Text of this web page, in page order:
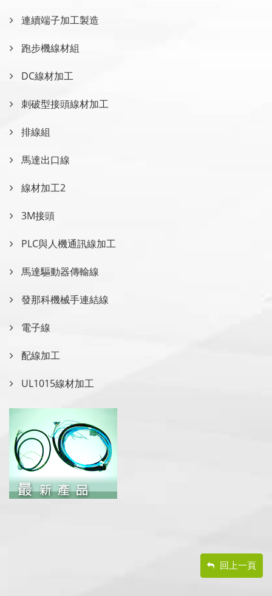
連續端子加工製造
跑步機線材組
DC線材加工
刺破型接頭線材加工
排線組
馬達出口線
線材加工2
3M接頭
PLC與人機通訊線加工
馬達驅動器傳輸線
發那科機械手連結線
電子線
配線加工
UL1015線材加工
回上一頁